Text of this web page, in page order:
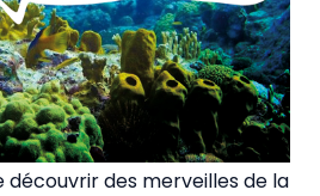
découvrir des merveilles de la